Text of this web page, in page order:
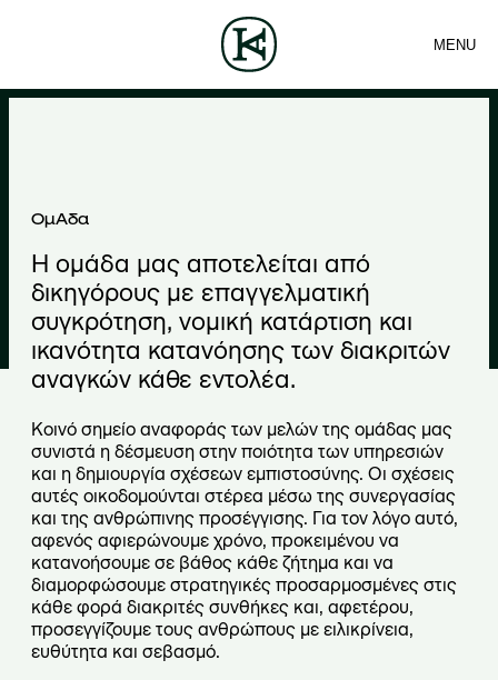
ΑΡΘΡΑ
ΝΕΑ
ΕΠΙΚΟΙΝΩΝΙΑ
ΕΛ
MENU
OμΑδα
Η ομάδα μας αποτελείται από
δικηγόρους με επαγγελματική
συγκρότηση, νομική κατάρτιση και
ικανότητα κατανόησης των διακριτών
αναγκών κάθε εντολέα.
Κοινό σημείο αναφοράς των μελών της ομάδας μας
συνιστά η δέσμευση στην ποιότητα των υπηρεσιών
και η δημιουργία σχέσεων εμπιστοσύνης. Οι σχέσεις
αυτές οικοδομούνται στέρεα μέσω της συνεργασίας
και της ανθρώπινης προσέγγισης. Για τον λόγο αυτό,
αφενός αφιερώνουμε χρόνο, προκειμένου να
κατανοήσουμε σε βάθος κάθε ζήτημα και να
διαμορφώσουμε στρατηγικές προσαρμοσμένες στις
κάθε φορά διακριτές συνθήκες και, αφετέρου,
προσεγγίζουμε τους ανθρώπους με ειλικρίνεια,
ευθύτητα και σεβασμό.